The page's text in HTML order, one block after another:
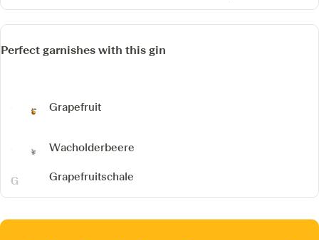
Perfect garnishes with this gin
Grapefruit
Wacholderbeere
Grapefruitschale